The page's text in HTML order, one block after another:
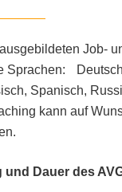
Job-
Sprachen:
Spanisch,
kann auf
und Dauer des